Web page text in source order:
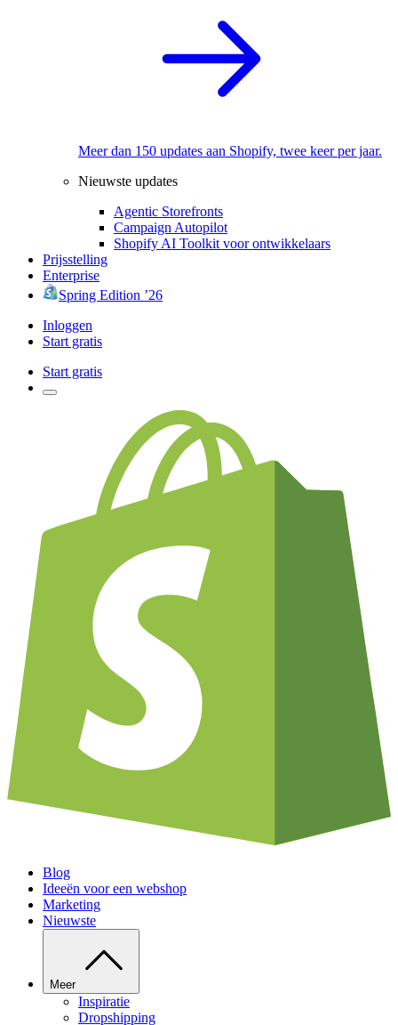
Meer dan 150 updates aan Shopify, twee keer per jaar.
Nieuwste updates
Agentic Storefronts
Campaign Autopilot
Shopify AI Toolkit voor ontwikkelaars
Prijsstelling
Enterprise
Spring Edition ’26
Inloggen
Start gratis
Start gratis
Blog
Ideeën voor een webshop
Marketing
Nieuwste
Meer
Inspiratie
Dropshipping